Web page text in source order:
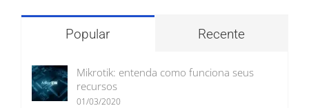
Popular Recente
Mikrotik: entenda como funciona seus
recursos
01/03/2020